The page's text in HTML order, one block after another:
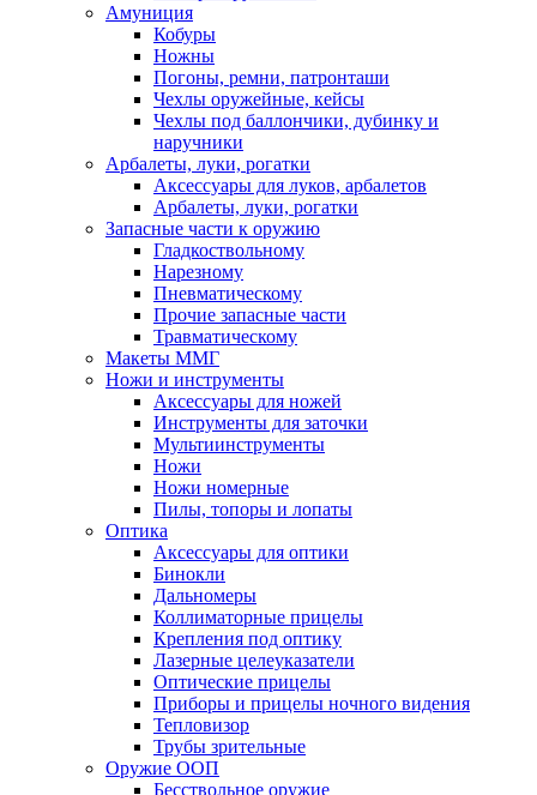
Амуниция
Кобуры
Ножны
Погоны, ремни, патронташи
Чехлы оружейные, кейсы
Чехлы под баллончики, дубинку и
наручники
Арбалеты, луки, рогатки
Аксессуары для луков, арбалетов
Арбалеты, луки, рогатки
Запасные части к оружию
Гладкоствольному
Нарезному
Пневматическому
Прочие запасные части
Травматическому
Макеты ММГ
Ножи и инструменты
Аксессуары для ножей
Инструменты для заточки
Мультиинструменты
Ножи
Ножи номерные
Пилы, топоры и лопаты
Оптика
Аксессуары для оптики
Бинокли
Дальномеры
Коллиматорные прицелы
Крепления под оптику
Лазерные целеуказатели
Оптические прицелы
Приборы и прицелы ночного видения
Тепловизор
Трубы зрительные
Оружие ООП
Бесствольное оружие